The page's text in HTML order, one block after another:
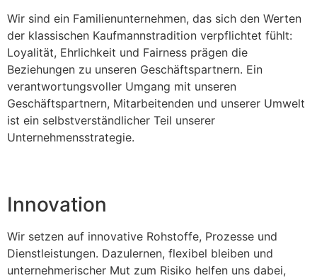
Wir sind ein Familienunternehmen, das sich den Werten
der klassischen Kaufmannstradition verpflichtet fühlt:
Loyalität, Ehrlichkeit und Fairness prägen die
Beziehungen zu unseren Geschäftspartnern. Ein
verantwortungsvoller Umgang mit unseren
Geschäftspartnern, Mitarbeitenden und unserer Umwelt
ist ein selbstverständlicher Teil unserer
Unternehmensstrategie.
Innovation
Wir setzen auf innovative Rohstoffe, Prozesse und
Dienstleistungen. Dazulernen, flexibel bleiben und
unternehmerischer Mut zum Risiko helfen uns dabei,